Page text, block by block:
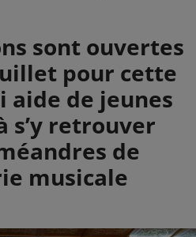
sont ouvertes
pour cette
de jeunes
s’y retrouver
de
musicale